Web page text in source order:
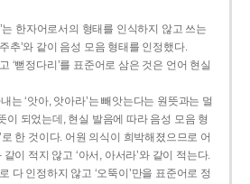
한자어로서의 형태를 인식하지 않고 쓰는
추’와 같이 음성 모음 형태를 인정했다.
‘뻗정다리’를 표준어로 삼은 것은 언어 현실
는 ‘앗아, 앗아라’는 빼앗는다는 원뜻과는 멀
이 되었는데, 현실 발음에 따라 음성 모음 형
로 한 것이다. 어원 의식이 희박해졌으므로 어
같이 적지 않고 ‘아서, 아서라’와 같이 적는다.
다 인정하지 않고 ‘오뚝이’만을 표준어로 정